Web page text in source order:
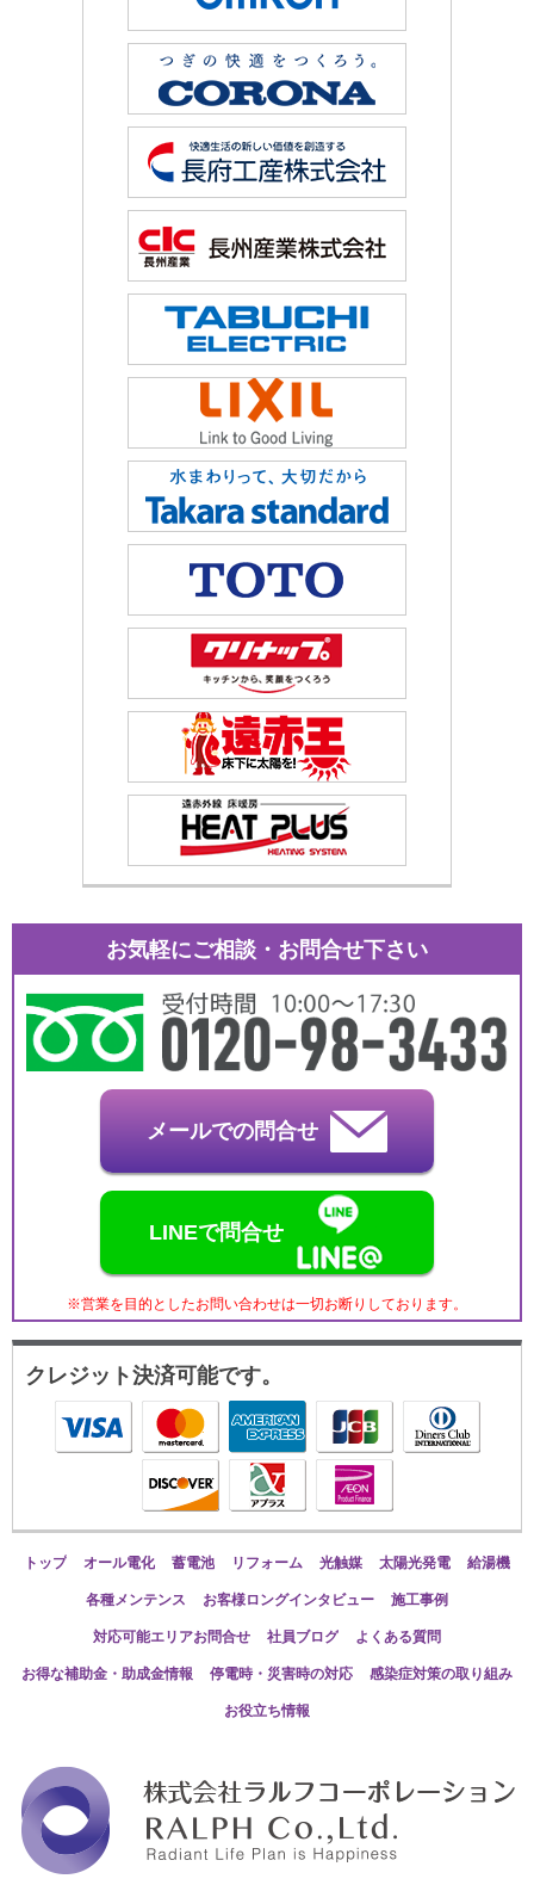
お気軽にご相談・お問合せ下さい
メールでの問合せ
LINEで問合せ
※営業を目的としたお問い合わせは一切お断りしております。
クレジット決済可能です。
トップ オール電化 蓄電池 リフォーム 光触媒 太陽光発電 給湯機
各種メンテンス お客様ロングインタビュー 施工事例
対応可能エリアお問合せ 社員ブログ よくある質問
お得な補助金・助成金情報 停電時・災害時の対応 感染症対策の取り組み
お役立ち情報